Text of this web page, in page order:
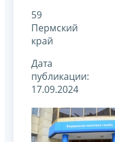
59
Пермский
край
Дата
публикации:
17.09.2024